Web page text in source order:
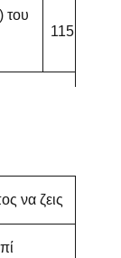
του
115
να ζεις